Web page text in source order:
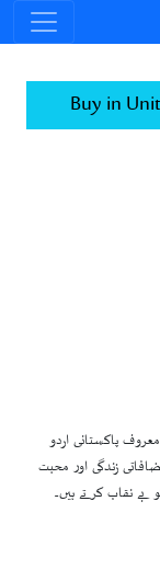
پاکستانی اردو
زندگی اور محبت
بے نقاب کرتے ہیں۔